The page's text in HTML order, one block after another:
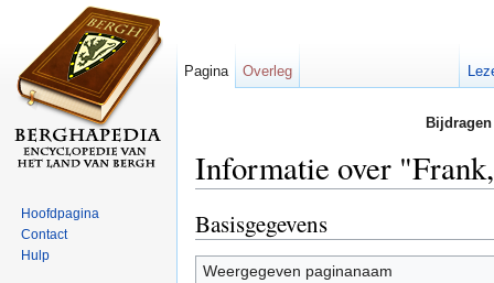
Informatie over
Basisgegevens
Weergegeven paginanaam
Pagina Overleg
Hoofdpagina
Contact
Hulp